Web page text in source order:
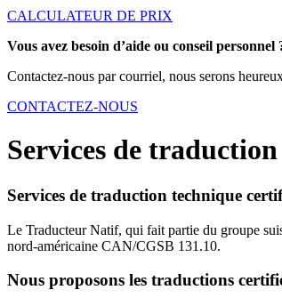
CALCULATEUR DE PRIX
Vous avez besoin d’aide ou conseil personnel
Contactez-nous par courriel, nous serons
CONTACTEZ-NOUS
Services de
Services de traduction technique
Le Traducteur Natif, qui fait partie du groupe
nord-américaine CAN/CGSB 131.10.
Nous proposons les traductions